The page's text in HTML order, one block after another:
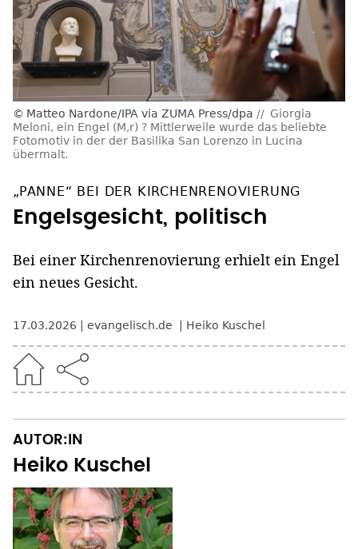
Matteo Nardone/IPA via ZUMA Press/dpa
Giorgia
Meloni, ein Engel (M,r) ? Mittlerweile wurde das beliebte
Fotomotiv in der der Basilika San Lorenzo in Lucina
übermalt.
„PANNE“ BEI DER KIRCHENRENOVIERUNG
Engelsgesicht, politisch
Bei einer Kirchenrenovierung erhielt ein Engel
ein neues Gesicht.
17.03.2026 evangelisch.de Heiko Kuschel
AUTOR:IN
Heiko Kuschel